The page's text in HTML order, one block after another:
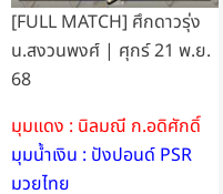
[FULL MATCH] ศึกดาวรุ่ง
น.สงวนพงศ์ | ศุกร์ 21 พ.ย.
68
มุมแดง : นิลมณี ก.อดิศักดิ์
มุมน้ำเงิน : ปังปอนด์ PSR
มวยไทย